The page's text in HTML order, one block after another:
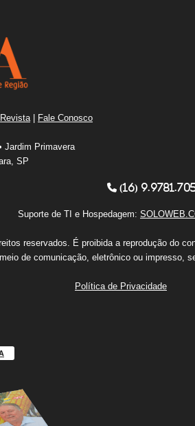
Revista | Fale Conosco
Jardim Primavera
SP
(16)
Suporte de TI e Hospedagem:
reservados. É proibida a reprodução do
de comunicação, eletrônico ou impresso,
Política de Privacidade